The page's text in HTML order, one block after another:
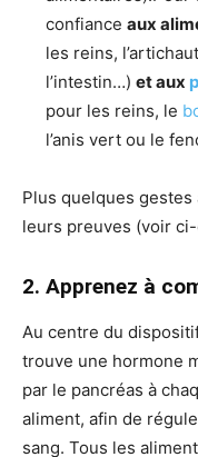
confiance aux
les reins,
l’intestin…) et aux
pour les reins, le
l’anis vert ou le
Plus quelques
leurs preuves (voir
2. Apprenez à
Au centre du
trouve une hormone
par le pancréas à
aliment, afin de
sang. Tous les